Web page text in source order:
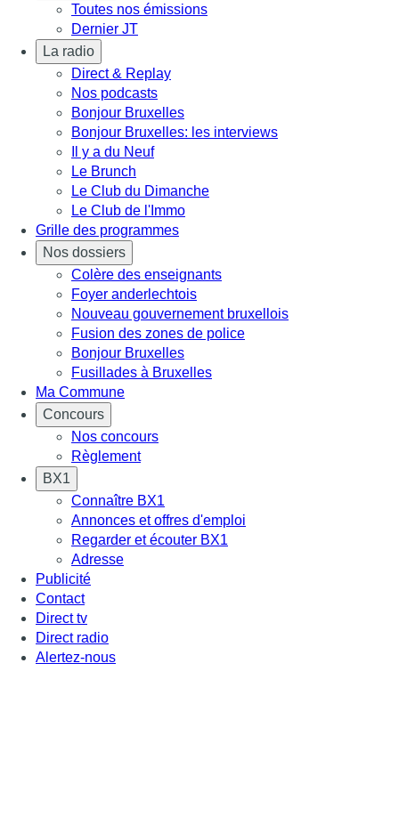
Toutes nos émissions
Dernier JT
La radio
Direct & Replay
Nos podcasts
Bonjour Bruxelles
Bonjour Bruxelles: les interviews
Il y a du Neuf
Le Brunch
Le Club du Dimanche
Le Club de l'Immo
Grille des programmes
Nos dossiers
Colère des enseignants
Foyer anderlechtois
Nouveau gouvernement bruxellois
Fusion des zones de police
Bonjour Bruxelles
Fusillades à Bruxelles
Ma Commune
Concours
Nos concours
Règlement
BX1
Connaître BX1
Annonces et offres d'emploi
Regarder et écouter BX1
Adresse
Publicité
Contact
Direct tv
Direct radio
Alertez-nous